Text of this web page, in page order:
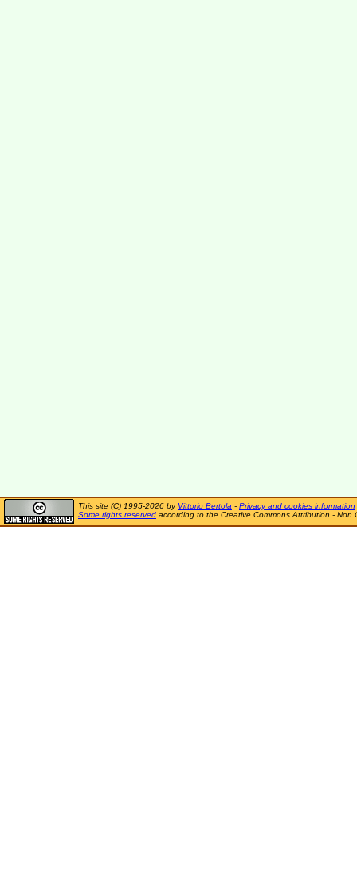
This site (C) 1995-2026 by Vittorio Bertola - Privacy and cookies information
Some rights reserved according to the Creative Commons Attribution - Non